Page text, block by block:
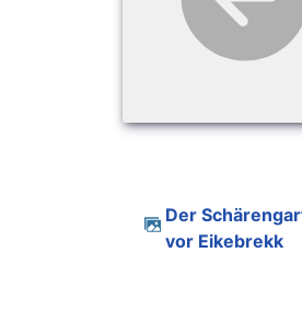
Der Schärengarten
vor Eikebrekk